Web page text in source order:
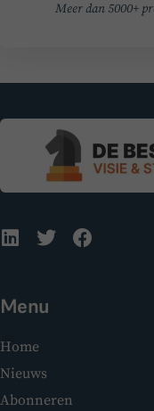
Meer dan 5000+
Menu
Home
Nieuws
Abonneren